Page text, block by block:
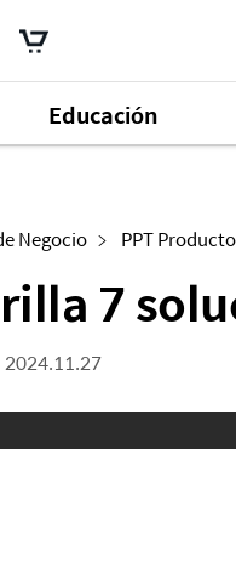
Educación
7 soluciones
Negocio PPT
7
2024.11.27